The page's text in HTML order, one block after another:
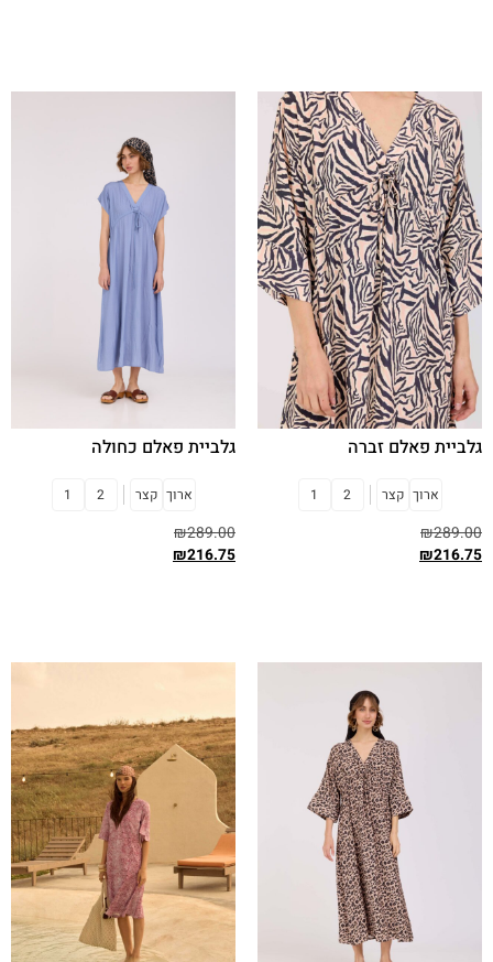
גלביית פאלם זברה
ארוך קצר 2
1
₪289.00
₪216.75
גלביית פאלם כחולה
ארוך קצר 2
1
₪289.00
₪216.75